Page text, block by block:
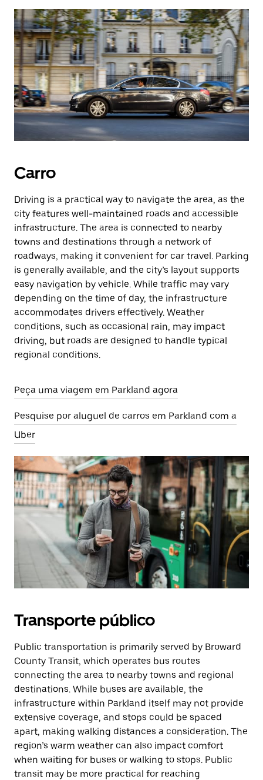
Carro
Driving is a practical way to navigate the area, as the
city features well-maintained roads and accessible
infrastructure. The area is connected to nearby
towns and destinations through a network of
roadways, making it convenient for car travel. Parking
is generally available, and the city’s layout supports
easy navigation by vehicle. While traffic may vary
depending on the time of day, the infrastructure
accommodates drivers effectively. Weather
conditions, such as occasional rain, may impact
driving, but roads are designed to handle typical
regional conditions.
Peça uma viagem em Parkland agora
Pesquise por aluguel de carros em Parkland com a
Uber
Transporte público
Public transportation is primarily served by Broward
County Transit, which operates bus routes
connecting the area to nearby towns and regional
destinations. While buses are available, the
infrastructure within Parkland itself may not provide
extensive coverage, and stops could be spaced
apart, making walking distances a consideration. The
region’s warm weather can also impact comfort
when waiting for buses or walking to stops. Public
transit may be more practical for reaching